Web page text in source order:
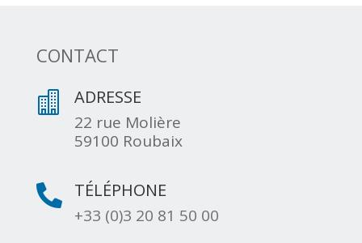
CONTACT
 ADRESSE
22 rue Molière
59100 Roubaix
 TÉLÉPHONE
+33 (0)3 20 81 50 00